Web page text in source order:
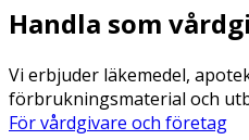
Handla som
Vi erbjuder läkemedel,
förbrukningsmaterial och
För vårdgivare och företag